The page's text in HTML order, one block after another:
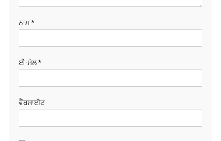
ਨਾਮ*
ਈ-ਮੇਲ*
ਵੈੱਬਸਾਈਟ